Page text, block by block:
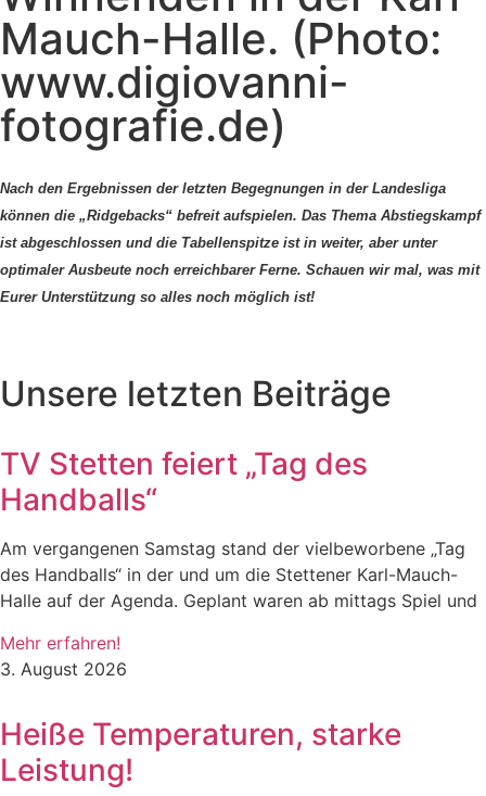
Mauch-Halle. (Photo:
www.digiovanni-
fotografie.de)
Nach den Ergebnissen der letzten Begegnungen in der Landesliga
können die „Ridgebacks“ befreit aufspielen. Das Thema Abstiegskampf
ist abgeschlossen und die Tabellenspitze ist in weiter, aber unter
optimaler Ausbeute noch erreichbarer Ferne. Schauen wir mal, was mit
Eurer Unterstützung so alles noch möglich ist!
Unsere letzten Beiträge
TV Stetten feiert „Tag des
Handballs“
Am vergangenen Samstag stand der vielbeworbene „Tag
des Handballs“ in der und um die Stettener Karl-Mauch-
Halle auf der Agenda. Geplant waren ab mittags Spiel und
Mehr erfahren!
3. August 2026
Heiße Temperaturen, starke
Leistung!